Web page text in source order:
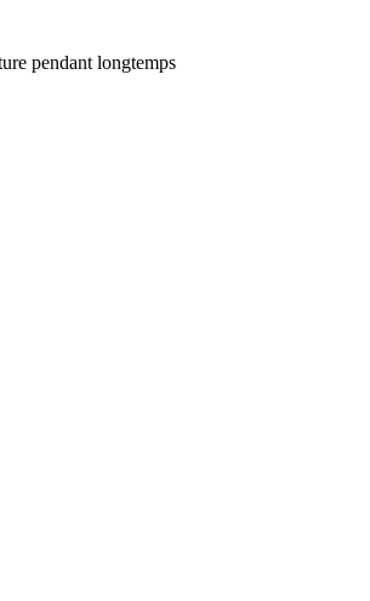
pendant longtemps